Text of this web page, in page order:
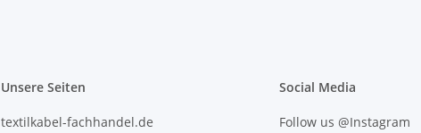
Unsere Seiten
textilkabel-fachhandel.de
Social Media
Follow us @Instagram